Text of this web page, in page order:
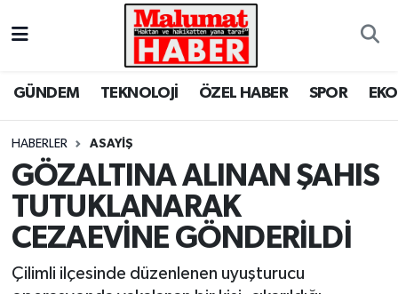
GÜNDEM TEKNOLOJİ ÖZEL HABER SPOR
HABERLER ASAYİŞ
GÖZALTINA ALINAN ŞAHIS
TUTUKLANARAK
CEZAEVİNE GÖNDERİLDİ
Çilimli ilçesinde düzenlenen uyuşturucu
Nöbetçi Eczaneler
Trafik Durumu
Süper Lig Puan Durumu ve Fikstür
Tüm Manşetler